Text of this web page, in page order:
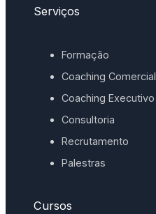
Serviços
Formação
Coaching Comercial
Coaching Executivo
Consultoria
Recrutamento
Palestras
Cursos